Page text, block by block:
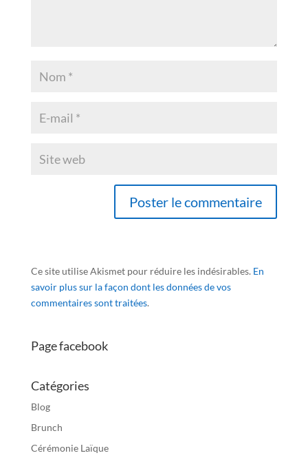
Ce site utilise Akismet pour réduire les indésirables. En
savoir plus sur la façon dont les données de vos
commentaires sont traitées.
Page facebook
Catégories
Blog
Brunch
Cérémonie Laïque